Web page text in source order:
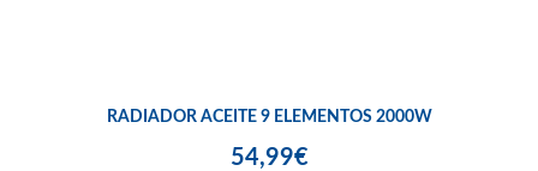
RADIADOR ACEITE 9 ELEMENTOS 2000W
54,99€